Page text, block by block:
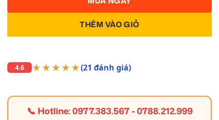
THÊM VÀO GIỎ
4.6 ★★★★★(21 đánh giá)
📞 Hotline:0977.383.567-0788.212.999